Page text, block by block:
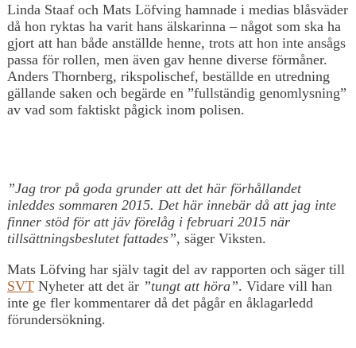
Linda Staaf och Mats Löfving hamnade i medias blåsväder
då hon ryktas ha varit hans älskarinna – något som ska ha
gjort att han både anställde henne, trots att hon inte ansågs
passa för rollen, men även gav henne diverse förmåner.
Anders Thornberg, rikspolischef, beställde en utredning
gällande saken och begärde en ”fullständig genomlysning”
av vad som faktiskt pågick inom polisen.
”Jag tror på goda grunder att det här förhållandet
inleddes sommaren 2015. Det här innebär då att jag inte
finner stöd för att jäv förelåg i februari 2015 när
tillsättningsbeslutet fattades”, säger Viksten.
Mats Löfving har själv tagit del av rapporten och säger till
SVT Nyheter att det är ”tungt att höra”. Vidare vill han
inte ge fler kommentarer då det pågår en åklagarledd
förundersökning.